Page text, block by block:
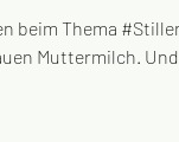
beim Thema
Muttermilch. Und doch